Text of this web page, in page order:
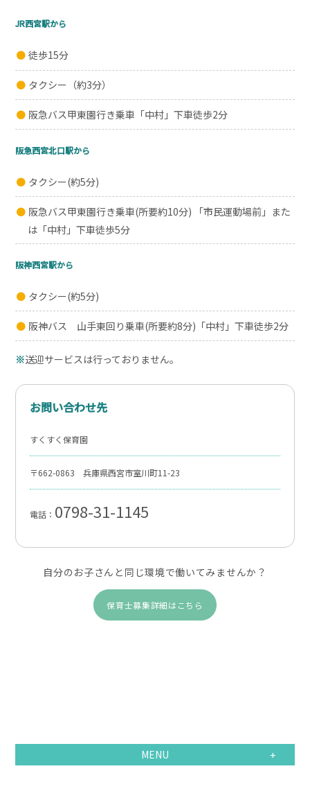
JR西宮駅から
徒歩15分
タクシー（約3分）
阪急バス甲東園行き乗車「中村」下車徒歩2分
阪急西宮北口駅から
タクシー(約5分)
阪急バス甲東園行き乗車(所要約10分) 「市民運動場前」また
は「中村」下車徒歩5分
阪神西宮駅から
タクシー(約5分)
阪神バス 山手東回り乗車(所要約8分)「中村」下車徒歩2分
送迎サービスは行っておりません。
お問い合わせ先
すくすく保育園
〒662-0863 兵庫県西宮市室川町11-23
電話： 0798-31-1145
自分のお子さんと同じ環境で働いてみませんか？
保育士募集詳細はこちら
MENU